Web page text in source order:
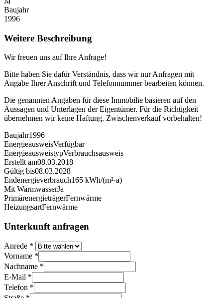
Baujahr
1996
Weitere Beschreibung
Wir freuen uns auf Ihre Anfrage!
Bitte haben Sie dafür Verständnis, dass wir nur Anfragen mit
Angabe Ihrer Anschrift und Telefonnummer bearbeiten können.
Die genannten Angaben für diese Immobilie basieren auf den
Aussagen und Unterlagen der Eigentümer. Für die Richtigkeit
übernehmen wir keine Haftung. Zwischenverkauf vorbehalten!
Baujahr1996
EnergieausweisVerfügbar
Energie­ausweistypVerbrauchsausweis
Erstellt am08.03.2018
Gültig bis08.03.2028
Endenergieverbrauch165 kWh/(m²·a)
Mit WarmwasserJa
PrimärenergieträgerFernwärme
HeizungsartFernwärme
Unterkunft anfragen
Anrede *
Vorname *
Nachname *
E-Mail *
Telefon *